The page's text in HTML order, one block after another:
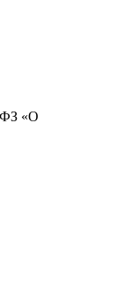
ФЗ «О